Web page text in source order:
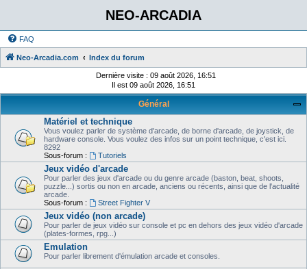
NEO-ARCADIA
FAQ
Neo-Arcadia.com Index du forum
Dernière visite : 09 août 2026, 16:51
Il est 09 août 2026, 16:51
Général
Matériel et technique
Vous voulez parler de système d'arcade, de borne d'arcade, de joystick, de
hardware console. Vous voulez des infos sur un point technique, c'est ici.
8292
Sous-forum :
Tutoriels
Jeux vidéo d'arcade
Pour parler des jeux d'arcade ou du genre arcade (baston, beat, shoots,
puzzle...) sortis ou non en arcade, anciens ou récents, ainsi que de l'actualité
arcade.
Sous-forum :
Street Fighter V
Jeux vidéo (non arcade)
Pour parler de jeux vidéo sur console et pc en dehors des jeux vidéo d'arcade
(plates-formes, rpg...)
Emulation
Pour parler librement d'émulation arcade et consoles.